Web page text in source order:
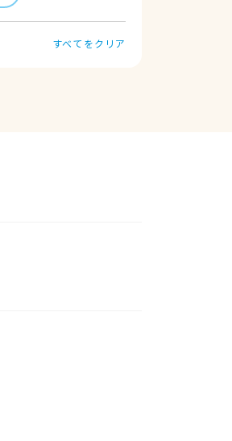
すべてをクリア